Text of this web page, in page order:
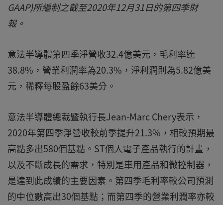
GAAP)所編制之截至2020年12月31日的第四季財
報。
意法半導體第四季淨營收32.4億美元，毛利率達
38.8%，營業利潤率為20.3%，淨利潤則為5.82億美
元，稀釋每股盈餘63美分。
意法半導體總裁暨執行長Jean-Marc Chery表示，
2020年第四季淨營收較前季提升21.3%，相較預期最
高點多出580個基點。ST個人電子產品執行的計畫，
以及不斷成長的需求，特別是車用產品和微控制器，
是達到此成績的主要因素。第四季毛利率較公司預測
的中位數高出30個基點；而第四季的營業利潤率亦較